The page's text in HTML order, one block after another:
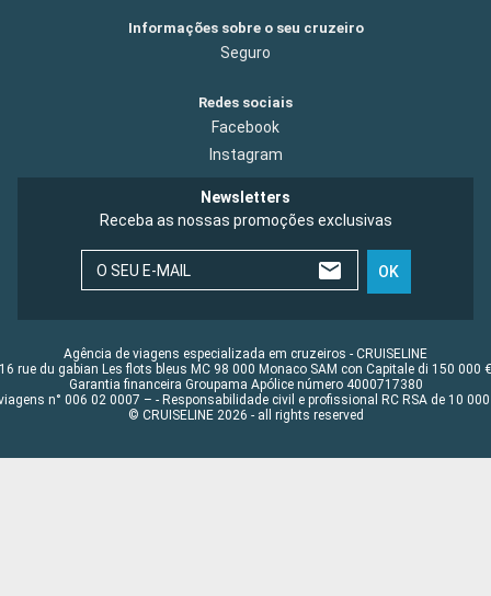
Informações sobre o seu cruzeiro
Seguro
Redes sociais
Facebook
Instagram
Newsletters
Receba as nossas promoções exclusivas
O SEU E-MAIL OK
Agência de viagens especializada em cruzeiros - CRUISELINE
16 rue du gabian Les flots bleus MC 98 000 Monaco SAM con Capitale di 150 000 €
Garantia financeira Groupama Apólice número 4000717380
n° 006 02 0007 – - Responsabilidade civil e profissional RC RSA de 10 000
© CRUISELINE 2026 - all rights reserved